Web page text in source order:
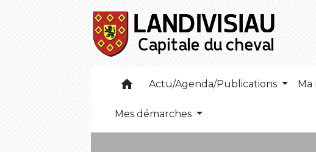
home Actu/Agenda/Publications Ma
Mes démarches